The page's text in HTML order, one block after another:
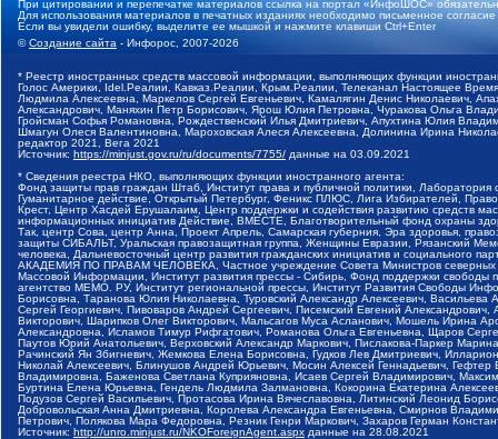
При цитировании и перепечатке материалов ссылка на портал «ИнфоШОС»
Для использования материалов в печатных изданиях необходимо письменное
Если вы увидели ошибку, выделите ее мышкой и нажмите клавиши Ctrl+Enter
©Создание сайта - Инфорос, 2007-2026
* Реестр иностранных средств массовой информации, выполняющих функции
Голос Америки, Idel.Реалии, Кавказ.Реалии, Крым.Реалии, Телеканал Настоящее
Людмила Алексеевна, Маркелов Сергей Евгеньевич, Камалягин Денис Николаевич,
Александрович, Маняхин Петр Борисович, Ярош Юлия Петровна, Чуракова Ольга
Гройсман Софья Романовна, Рождественский Илья Дмитриевич, Апухтина Юлия
Шмагун Олеся Валентиновна, Мароховская Алеся Алексеевна, Долинина Ирина
редактор 2021, Вега 2021
Источник: https://minjust.gov.ru/ru/documents/7755/ данные на 03.09.2021
* Сведения реестра НКО, выполняющих функции иностранного агента:
Фонд защиты прав граждан Штаб, Институт права и публичной политики,
Гуманитарное действие, Открытый Петербург, Феникс ПЛЮС, Лига Избирателей,
Крест, Центр Хасдей Ерушалаим, Центр поддержки и содействия развитию средств
информационных инициатив Действие, ВМЕСТЕ, Благотворительный фонд охраны
Так, центр Сова, центр Анна, Проект Апрель, Самарская губерния, Эра здоровья,
защиты СИБАЛЬТ, Уральская правозащитная группа, Женщины Евразии, Рязанский
человека, Дальневосточный центр развития гражданских инициатив и социального
АКАДЕМИЯ ПО ПРАВАМ ЧЕЛОВЕКА, Частное учреждение Совета Министров северных
Массовой Информации, Институт развития прессы - Сибирь, Фонд поддержки
агентство МЕМО. РУ, Институт региональной прессы, Институт Развития Свободы
Борисовна, Таранова Юлия Николаевна, Туровский Александр Алексеевич,
Сергей Георгиевич, Пивоваров Андрей Сергеевич, Писемский Евгений
Викторович, Шарипков Олег Викторович, Мальсагов Муса Асланович, Мошель Ирина
Александровна, Исламов Тимур Рифгатович, Романова Ольга Евгеньевна, Щаров
Паутов Юрий Анатольевич, Верховский Александр Маркович, Пислакова-Паркер
Рачинский Ян Збигневич, Жемкова Елена Борисовна, Гудков Лев Дмитриевич,
Николай Алексеевич, Блинушов Андрей Юрьевич, Мосин Алексей Геннадьевич,
Владимировна, Баженова Светлана Куприяновна, Исаев Сергей Владимирович,
Буртина Елена Юрьевна, Гендель Людмила Залмановна, Кокорина Екатерина
Подузов Сергей Васильевич, Протасова Ирина Вячеславовна, Литинский Леонид
Добровольская Анна Дмитриевна, Королева Александра Евгеньевна, Смирнов
Петрович, Полякова Мара Федоровна, Резник Генри Маркович, Захаров Герман
Источник: http://unro.minjust.ru/NKOForeignAgent.aspx данные на 28.08.2021